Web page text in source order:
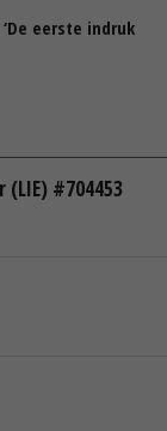
eerste indruk
#704453